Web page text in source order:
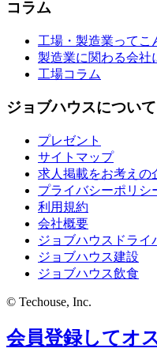
コラム
工場・製造業ってこ
製造業に関わる会社
工場コラム
ジョブハウスについて
プレゼント
サイトマップ
求人掲載をお考えの
プライバシーポリシ
利用規約
会社概要
ジョブハウスドライ
ジョブハウス建設
ジョブハウス飲食
© Techouse, Inc.
会員登録してオ